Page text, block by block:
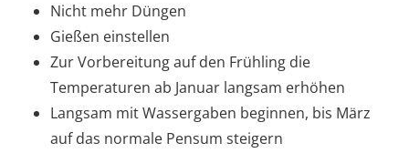
Nicht mehr Düngen
Gießen einstellen
Zur Vorbereitung auf den Frühling die
Temperaturen ab Januar langsam erhöhen
Langsam mit Wassergaben beginnen, bis März
auf das normale Pensum steigern